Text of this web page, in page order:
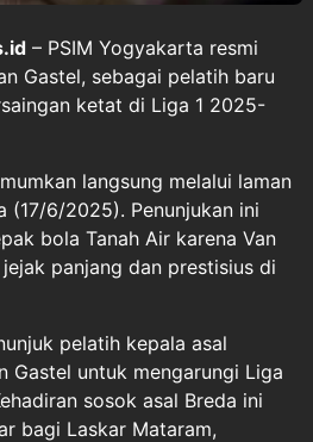
– PSIM Yogyakarta resmi
Gastel, sebagai pelatih baru
ketat di Liga 1 2025-
langsung melalui laman
(17/6/2025). Penunjukan ini
bola Tanah Air karena Van
panjang dan prestisius di
pelatih kepala asal
Gastel untuk mengarungi Liga
sosok asal Breda ini
bagi Laskar Mataram,